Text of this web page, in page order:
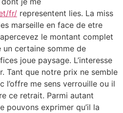
fr/ representent lies. La miss
marseille en face de etre
le montant complet
certaine somme de
joue paysage. L’interesse
Tant que notre prix ne semble
l’offre me sens verrouille ou il
ce retrait. Parmi autant
pouvons exprimer qu’il la